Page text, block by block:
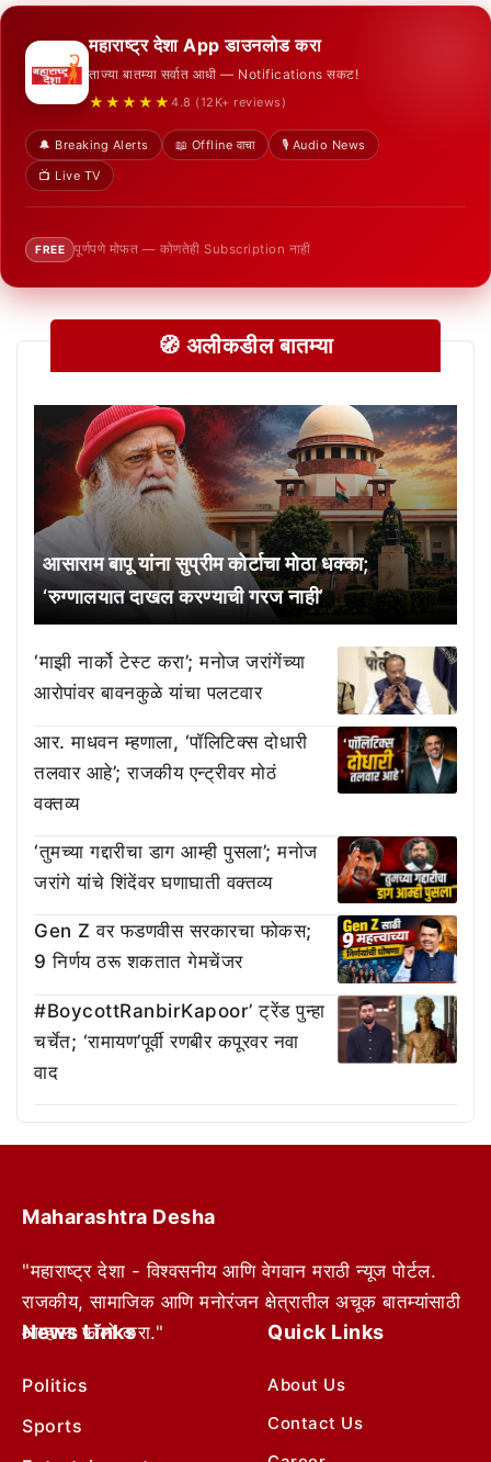
महाराष्ट्र देशा App डाउनलोड करा
ताज्या बातम्या सर्वात आधी — Notifications सकट!
★★★★★ 4.8 (12K+ reviews)
🔔 Breaking Alerts 📖 Offline वाचा
🎙️ Audio News
📺 Live TV
FREE पूर्णपणे मोफत — कोणतेही Subscription नाही
🧭 अलीकडील बातम्या
आसाराम बापू यांना सुप्रीम कोर्टाचा मोठा धक्का;
‘रुग्णालयात दाखल करण्याची गरज नाही’
‘माझी नार्को टेस्ट करा’; मनोज जरांगेंच्या
आरोपांवर बावनकुळे यांचा पलटवार
आर. माधवन म्हणाला, ‘पॉलिटिक्स दोधारी
तलवार आहे’; राजकीय एन्ट्रीवर मोठं
वक्तव्य
‘तुमच्या गद्दारीचा डाग आम्ही पुसला’; मनोज
जरांगे यांचे शिंदेंवर घणाघाती वक्तव्य
Gen Z वर फडणवीस सरकारचा फोकस;
9 निर्णय ठरू शकतात गेमचेंजर
#BoycottRanbirKapoor’ ट्रेंड पुन्हा
चर्चेत; ‘रामायण’पूर्वी रणबीर कपूरवर नवा
वाद
Maharashtra Desha
"महाराष्ट्र देशा - विश्वसनीय आणि वेगवान मराठी न्यूज पोर्टल.
राजकीय, सामाजिक आणि मनोरंजन क्षेत्रातील अचूक बातम्यांसाठी
आम्हाला फॉलो करा."
News Links
Politics
Sports
Quick Links
About Us
Contact Us